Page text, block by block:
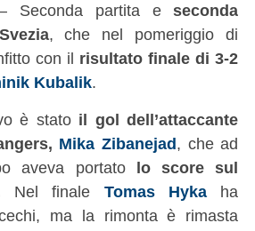
– Seconda partita eseconda
, che nel pomeriggio di
con il risultato finale di 3-2
Kubalik.
è stato il gol dell’attaccante
Mika Zibanejad, che ad
aveva portato lo score sul
Nel finale Tomas Hyka ha
ma la rimonta è rimasta